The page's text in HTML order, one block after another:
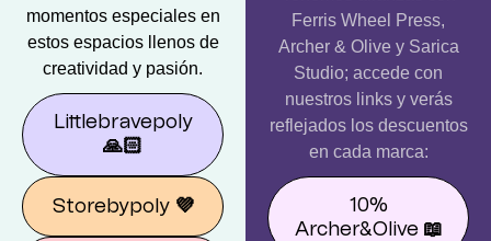
momentos especiales en
estos espacios llenos de
creatividad y pasión.
Littlebravepoly
🙏🏻
Storebypoly 💜
Ferris Wheel Press,
Archer & Olive y Sarica
Studio; accede con
nuestros links y verás
reflejados los descuentos
en cada marca:
10%
Archer&Olive 📖